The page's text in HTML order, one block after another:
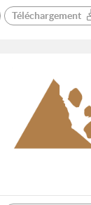
Téléchargement